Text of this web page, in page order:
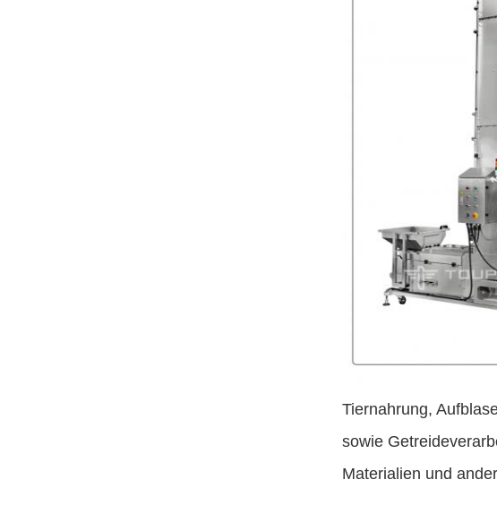
Tiernahrung,
sowie
Materialien und